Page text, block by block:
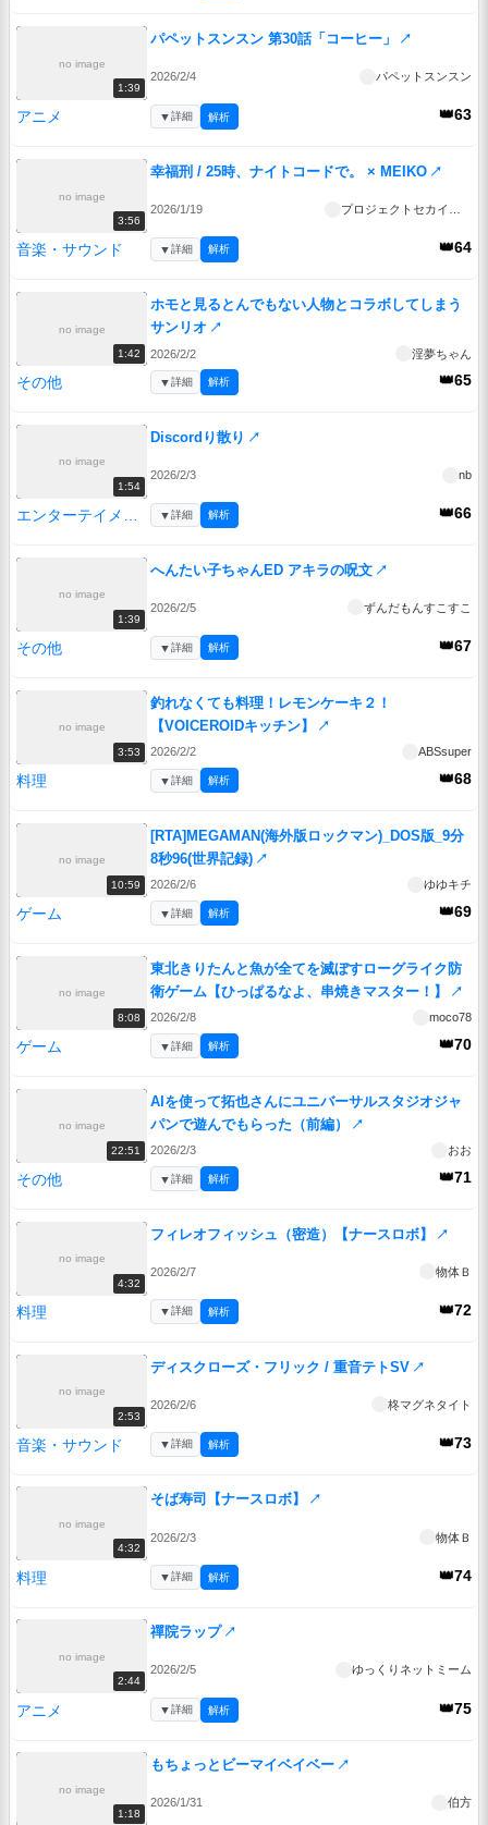
no image
1:39
パペットスンスン 第30話「コーヒー」 ↗
2026/2/4 パペットスンスン
アニメ 👑63
▼詳細 解析
no image
3:56
幸福刑 / 25時、ナイトコードで。 × MEIKO ↗
2026/1/19
音楽・サウンド 👑64
▼詳細 解析
no image
1:42
ホモと見るとんでもない人物とコラボしてしまう
サンリオ ↗
2026/2/2 淫夢ちゃん
その他 👑65
▼詳細 解析
no image
1:54
Discordり散り ↗
2026/2/3 nb
👑66
▼詳細 解析
no image
1:39
へんたい子ちゃんED アキラの呪文 ↗
2026/2/5 ずんだもんすこすこ
その他 👑67
▼詳細 解析
no image
3:53
釣れなくても料理！レモンケーキ２！
【VOICEROIDキッチン】
↗
2026/2/2 ABSsuper
料理 👑68
▼詳細 解析
no image
10:59
[RTA]MEGAMAN(海外版ロックマン)_DOS版_9分
8秒96(世界記録) ↗
2026/2/6 ゆゆキチ
ゲーム 👑69
▼詳細 解析
no image
8:08
東北きりたんと魚が全てを滅ぼすローグライク防
衛ゲーム【ひっぱるなよ、串焼きマスター！】
↗
2026/2/8 moco78
ゲーム 👑70
▼詳細 解析
no image
22:51
AIを使って拓也さんにユニバーサルスタジオジャ
パンで遊んでもらった（前編）
↗
2026/2/3 おお
その他 👑71
▼詳細 解析
no image
4:32
フィレオフィッシュ（密造）【ナースロボ】 ↗
2026/2/7 物体Ｂ
料理 👑72
▼詳細 解析
no image
2:53
ディスクローズ・フリック / 重音テトSV ↗
2026/2/6 柊マグネタイト
音楽・サウンド 👑73
▼詳細 解析
no image
4:32
そば寿司【ナースロボ】 ↗
2026/2/3 物体Ｂ
料理 👑74
▼詳細 解析
no image
2:44
禪院ラップ ↗
2026/2/5 ゆっくりネットミーム
アニメ 👑75
▼詳細 解析
no image
1:18
もちょっとビーマイベイベー ↗
2026/1/31 伯方